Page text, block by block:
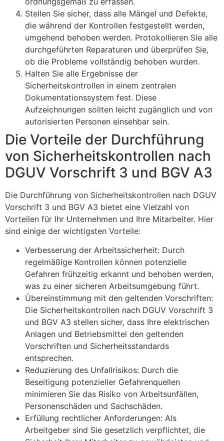
Stellen Sie sicher, dass alle Mängel und Defekte,
die während der Kontrollen festgestellt werden,
umgehend behoben werden. Protokollieren Sie alle
durchgeführten Reparaturen und überprüfen Sie,
ob die Probleme vollständig behoben wurden.
Halten Sie alle Ergebnisse der
Sicherheitskontrollen in einem zentralen
Dokumentationssystem fest. Diese
Aufzeichnungen sollten leicht zugänglich und von
autorisierten Personen einsehbar sein.
Die Vorteile der Durchführung
von Sicherheitskontrollen nach
DGUV Vorschrift 3 und BGV A3
Die Durchführung von Sicherheitskontrollen nach DGUV
Vorschrift 3 und BGV A3 bietet eine Vielzahl von
Vorteilen für Ihr Unternehmen und Ihre Mitarbeiter. Hier
sind einige der wichtigsten Vorteile:
Verbesserung der Arbeitssicherheit: Durch
regelmäßige Kontrollen können potenzielle
Gefahren frühzeitig erkannt und behoben werden,
was zu einer sicheren Arbeitsumgebung führt.
Übereinstimmung mit den geltenden Vorschriften:
Die Sicherheitskontrollen nach DGUV Vorschrift 3
und BGV A3 stellen sicher, dass Ihre elektrischen
Anlagen und Betriebsmittel den geltenden
Vorschriften und Sicherheitsstandards
entsprechen.
Reduzierung des Unfallrisikos: Durch die
Beseitigung potenzieller Gefahrenquellen
minimieren Sie das Risiko von Arbeitsunfällen,
Personenschäden und Sachschäden.
Erfüllung rechtlicher Anforderungen: Als
Arbeitgeber sind Sie gesetzlich verpflichtet, die